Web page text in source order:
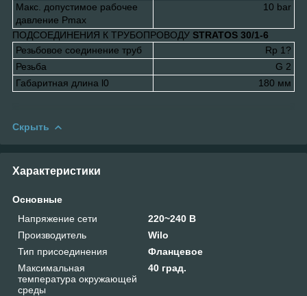
Макс. допустимое рабочее
давление Pmax
10 bar
ПОДСОЕДИНЕНИЯ К ТРУБОПРОВОДУ STRATOS 30/1-6
Резьбовое соединение труб
Rp 1?
Резьба
G 2
Габаритная длина l0 180 мм
Скрыть
Характеристики
Основные
Напряжение сети
220~240 В
Производитель
Wilo
Тип присоединения
Фланцевое
Максимальная
температура окружающей
среды
40 град.